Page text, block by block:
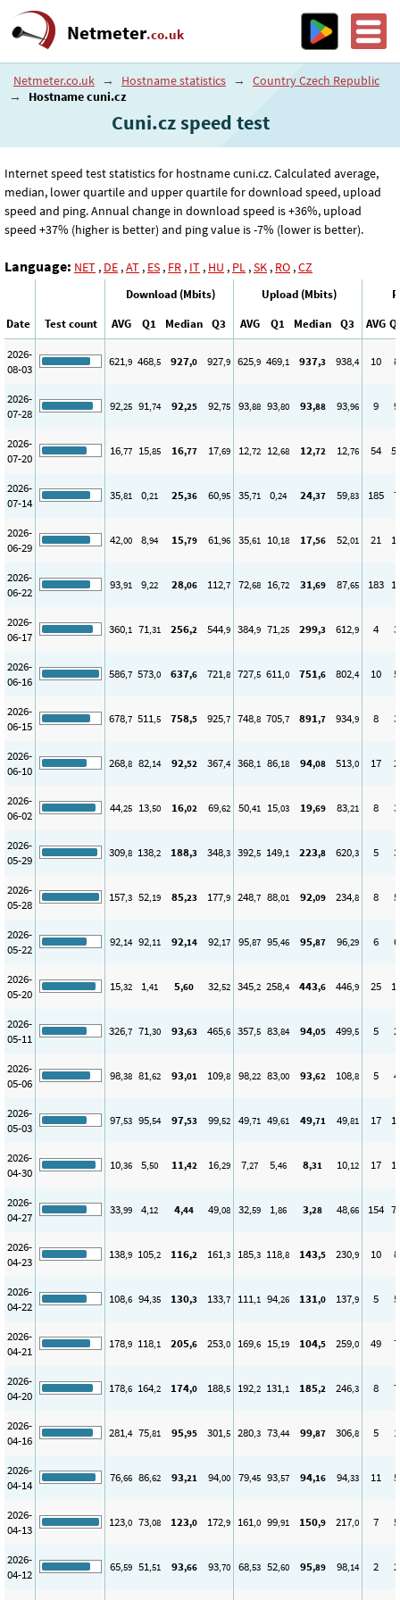
Netmeter.co.uk
Netmeter.co.uk → Hostname statistics →
Country Czech Republic
→
Hostname cuni.cz
Cuni.cz speed test
Internet speed test statistics for hostname cuni.cz. Calculated average,
median, lower quartile and upper quartile for download speed, upload
speed and ping. Annual change in download speed is +36%, upload
speed +37% (higher is better) and ping value is -7% (lower is better).
Language: NET , DE ,AT , ES , FR , IT , HU , PL ,SK , RO ,CZ
Download (Mbits) Upload (Mbits)
Date
Test count AVG Q1 Median Q3 AVG Q1 Median Q3 AVG
2026-
08-03
621,9 468,5 927,0 927,9 625,9 469,1 937,3 938,4 10 8
2026-
07-28
92,25 91,74 92,25 92,75 93,88 93,80 93,88 93,96 9 9
2026-
07-20
16,77 15,85 16,77 17,69 12,72 12,68 12,72 12,76 54
2026-
07-14
35,81 0,21 25,36 60,95 35,71 0,24 24,37 59,83 185 7
2026-
06-29
42,00 8,94 15,79 61,96 35,61 10,18 17,56 52,01 21
2026-
06-22
93,91 9,22 28,06 112,7 72,68 16,72 31,69 87,65 183
2026-
06-17
360,1 71,31 256,2 544,9 384,9 71,25 299,3 612,9 4 3
2026-
06-16
586,7 573,0 637,6 721,8 727,5 611,0 751,6 802,4 10 5
2026-
06-15
678,7 511,5 758,5 925,7 748,8 705,7 891,7 934,9 8 3
2026-
06-10
268,8 82,14 92,52 367,4 368,1 86,18 94,08 513,0 17 2
2026-
06-02
44,25 13,50 16,02 69,62 50,41 15,03 19,69 83,21 8 3
2026-
05-29
309,8 138,2 188,3 348,3 392,5 149,1 223,8 620,3 5 3
2026-
05-28
157,3 52,19 85,23 177,9 248,7 88,01 92,09 234,8 8 5
2026-
05-22
92,14 92,11 92,14 92,17 95,87 95,46 95,87 96,29 6 6
2026-
05-20
15,32 1,41 5,60 32,52 345,2 258,4 443,6 446,9 25
2026-
05-11
326,7 71,30 93,63 465,6 357,5 83,84 94,05 499,5 5 2
2026-
05-06
98,38 81,62 93,01 109,8 98,22 83,00 93,62 108,8 5 4
2026-
05-03
97,53 95,54 97,53 99,52 49,71 49,61 49,71 49,81 17
2026-
04-30
10,36 5,50 11,42 16,29 7,27 5,46 8,31 10,12 17
2026-
04-27
33,99 4,12 4,44 49,08 32,59 1,86 3,28 48,66 154
2026-
04-23
138,9 105,2 116,2 161,3 185,3 118,8 143,5 230,9 10 8
2026-
04-22
108,6 94,35 130,3 133,7 111,1 94,26 131,0 137,9 5 5
2026-
04-21
178,9 118,1 205,6 253,0 169,6 15,19 104,5 259,0 49 7
2026-
04-20
178,6 164,2 174,0 188,5 192,2 131,1 185,2 246,3 8 7
2026-
04-16
281,4 75,81 95,95 301,5 280,3 73,44 99,87 306,8 5 1
2026-
04-14
76,66 86,62 93,21 94,00 79,45 93,57 94,16 94,33 11 5
2026-
04-13
123,0 73,08 123,0 172,9 161,0 99,91 150,9 217,0 7 5
2026-
04-12
65,59 51,51 93,66 93,70 68,53 52,60 95,89 98,14 2 2